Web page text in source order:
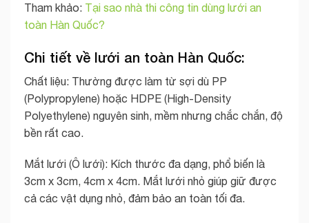
Tham khảo: Tại sao nhà thi công tin dùng lưới an
toàn Hàn Quốc?
Chi tiết về lưới an toàn Hàn Quốc:
Chất liệu: Thường được làm từ sợi dù PP
(Polypropylene) hoặc HDPE (High-Density
Polyethylene) nguyên sinh, mềm nhưng chắc chắn, độ
bền rất cao.
Mắt lưới (Ô lưới): Kích thước đa dạng, phổ biến là
3cm x 3cm, 4cm x 4cm. Mắt lưới nhỏ giúp giữ được
cả các vật dụng nhỏ, đảm bảo an toàn tối đa.